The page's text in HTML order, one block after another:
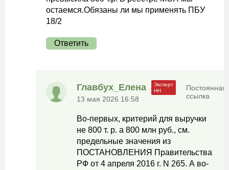
остаемся.Обязаны ли мы применять ПБУ
18/2
Ответить
Главбух_Елена
13 мая 2026 16:58
Постоянная
ссылка
Во-первых, критерий для выручки
не 800 т. р. а 800 млн руб., см.
предельные значения из
ПОСТАНОВЛЕНИЯ Правительства
РФ от 4 апреля 2016 г. N 265. А во-